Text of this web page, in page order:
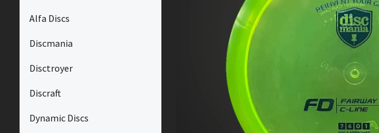
Alfa Discs
Discmania
Disctroyer
Discraft
Dynamic Discs